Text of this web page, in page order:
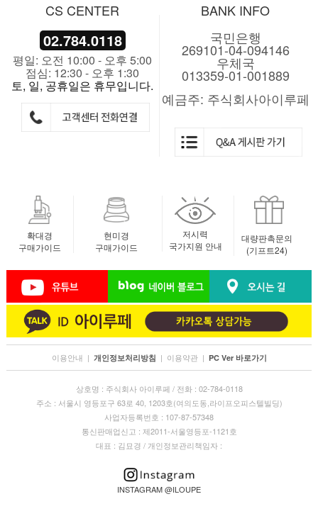
CS CENTER
02.784.0118
평일: 오전 10:00 - 오후 5:00
점심: 12:30 - 오후 1:30
토, 일, 공휴일은 휴무입니다.
BANK INFO
국민은행
269101-04-094146
우체국
013359-01-001889
예금주: 주식회사아이루페
확대경
구매가이드
현미경
구매가이드
저시력
국가지원 안내
대량판촉문의
(기프트24)
이용안내 | 개인정보처리방침 | 이용약관 | PC Ver 바로가기
상호명 : 주식회사 아이루페 / 전화 : 02-784-0118
주소 : 서울시 영등포구 63로 40, 1203호(여의도동,라이프오피스텔빌딩)
사업자등록번호 : 107-87-57348
통신판매업신고 : 제2011-서울영등포-1121호
대표 : 김묘경 / 개인정보관리책임자 :
INSTAGRAM @ILOUPE